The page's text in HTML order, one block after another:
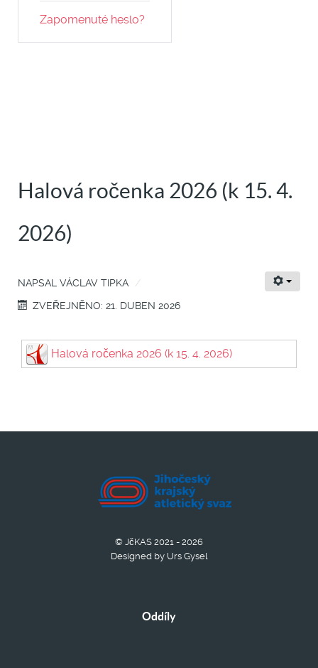
Zapomenuté heslo?
Halová ročenka 2026 (k 15. 4.
2026)
NAPSAL VÁCLAV TIPKA
ZVEŘEJNĚNO: 21. DUBEN 2026
Halová ročenka 2026 (k 15. 4. 2026)
© JčKAS 2021 - 2026
Designed by Urs Gysel
Oddíly